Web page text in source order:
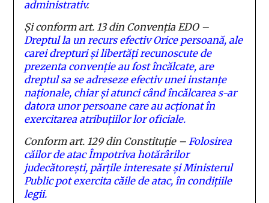
administrativ.
Și conform art. 13 din Convenția EDO –
Dreptul la un recurs efectiv Orice persoană, ale
carei drepturi şi libertăţi recunoscute de
prezenta convenţie au fost încălcate, are
dreptul sa se adreseze efectiv unei instanţe
naţionale, chiar şi atunci când încălcarea s-ar
datora unor persoane care au acţionat în
exercitarea atribuţiilor lor oficiale.
Conform art. 129 din Constituție – Folosirea
căilor de atac Împotriva hotărârilor
judecătorești, părțile interesate și Ministerul
Public pot exercita căile de atac, în condițiile
legii.